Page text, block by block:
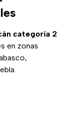
categoría 2
en zonas